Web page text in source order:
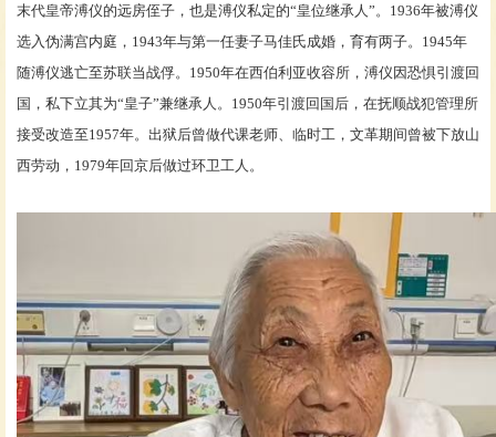
末代皇帝溥仪的远房侄子，也是溥仪私定的“皇位继承人”。1936年被溥仪
选入伪满宫内庭，1943年与第一任妻子马佳氏成婚，育有两子。1945年
随溥仪逃亡至苏联当战俘。1950年在西伯利亚收容所，溥仪因恐惧引渡回
国，私下立其为“皇子”兼继承人。1950年引渡回国后，在抚顺战犯管理所
接受改造至1957年。出狱后曾做代课老师、临时工，文革期间曾被下放山
西劳动，1979年回京后做过环卫工人。